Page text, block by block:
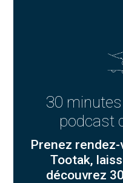
30
podcast
Prenez
Tootak,
découvrez